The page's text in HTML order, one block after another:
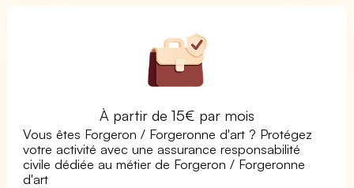
À partir de 15€ par mois
Vous êtes Forgeron / Forgeronne d'art ? Protégez
votre activité avec une assurance responsabilité
civile dédiée au métier de Forgeron / Forgeronne
d'art